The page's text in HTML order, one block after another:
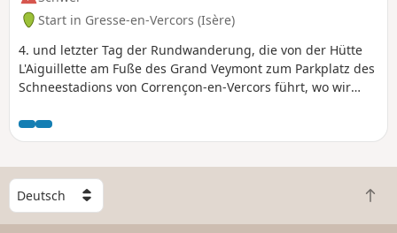
Start in Gresse-en-Vercors (Isère)
4. und letzter Tag der Rundwanderung, die von der Hütte
L'Aiguillette am Fuße des Grand Veymont zum Parkplatz des
Schneestadions von Corrençon-en-Vercors führt, wo wir
W
ä
h
Z
u